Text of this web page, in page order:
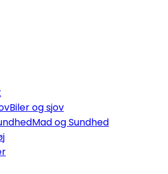
Biler og sjov
Mad og Sundhed